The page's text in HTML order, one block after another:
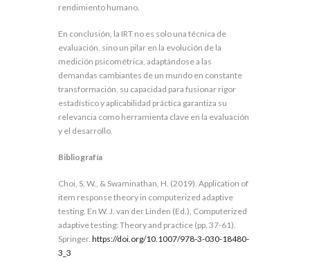
rendimiento humano.
En conclusión, la IRT no es solo una técnica de
evaluación, sino un pilar en la evolución de la
medición psicométrica, adaptándose a las
demandas cambiantes de un mundo en constante
transformación, su capacidad para fusionar rigor
estadístico y aplicabilidad práctica garantiza su
relevancia como herramienta clave en la evaluación
y el desarrollo.
Bibliografía
Choi, S. W., & Swaminathan, H. (2019). Application of
item response theory in computerized adaptive
testing. En W. J. van der Linden (Ed.), Computerized
adaptive testing: Theory and practice (pp. 37-61).
Springer. https://doi.org/10.1007/978-3-030-18480-
3_3